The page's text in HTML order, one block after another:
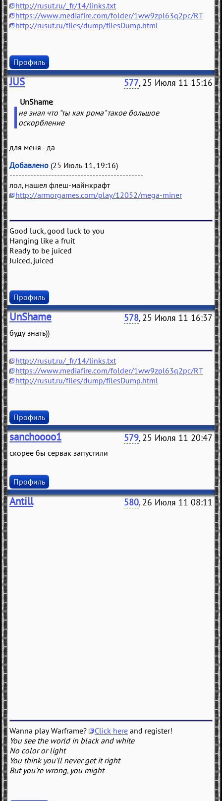
http://rusut.ru/_fr/14/links.txt
https://www.mediafire.com/folder/1ww9zpl63q2pc/RT
http://rusut.ru/files/dump/filesDump.html
Профиль
JUS 577, 25 Июля 11 15:16
UnShame
не знал что "ты как рома" такое большое
оскорбление
для меня - да
Добавлено (25 Июль 11, 19:16)
---------------------------------------------
лол, нашел флеш-майнкрафт
http://armorgames.com/play/12052/mega-miner
Good luck, good luck to you
Hanging like a fruit
Ready to be juiced
Juiced, juiced
Профиль
UnShame 578, 25 Июля 11 16:37
буду знать))
http://rusut.ru/_fr/14/links.txt
https://www.mediafire.com/folder/1ww9zpl63q2pc/RT
http://rusut.ru/files/dump/filesDump.html
Профиль
sanchoooo1 579, 25 Июля 11 20:47
скорее бы сервак запустили
Профиль
Antill 580, 26 Июля 11 08:11
Wanna play Warframe? Click here and register!
You see the world in black and white
No color or light
You think you'll never get it right
But you're wrong, you might